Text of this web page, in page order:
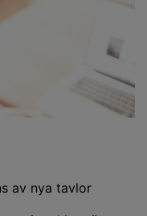
av nya tavlor